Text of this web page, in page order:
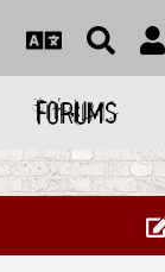
FORUMS